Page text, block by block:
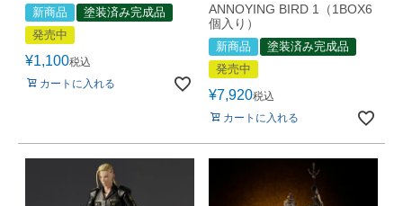
新商品
塗装済み完成品
発売中
¥1,100税込
カートに入れる
ANNOYING BIRD 1（1BOX6
個入り）
新商品
塗装済み完成品
発売中
¥7,920税込
カートに入れる